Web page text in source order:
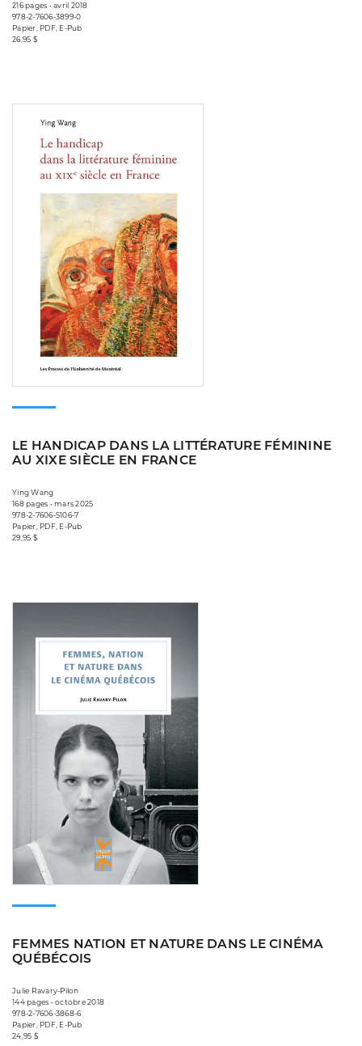
216 pages • avril 2018
978-2-7606-3899-0
Papier, PDF, E-Pub
26,95 $
LE HANDICAP DANS LA LITTÉRATURE FÉMININE
AU XIXE SIÈCLE EN FRANCE
Ying Wang
168 pages • mars 2025
978-2-7606-5106-7
Papier, PDF, E-Pub
29,95 $
FEMMES NATION ET NATURE DANS LE CINÉMA
QUÉBÉCOIS
Julie Ravary-Pilon
144 pages • octobre 2018
978-2-7606-3868-6
Papier, PDF, E-Pub
24,95 $